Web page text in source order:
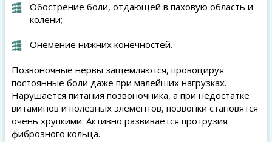
Обострение боли, отдающей в паховую область и
колени;
Онемение нижних конечностей.
Позвоночные нервы защемляются, провоцируя
постоянные боли даже при малейших нагрузках.
Нарушается питания позвоночника, а при недостатке
витаминов и полезных элементов, позвонки становятся
очень хрупкими. Активно развивается протрузия
фиброзного кольца.